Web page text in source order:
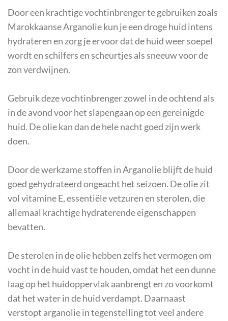
Door een krachtige vochtinbrenger te gebruiken zoals
Marokkaanse Arganolie kun je een droge huid intens
hydrateren en zorg je ervoor dat de huid weer soepel
wordt en schilfers en scheurtjes als sneeuw voor de
zon verdwijnen.
Gebruik deze vochtinbrenger zowel in de ochtend als
in de avond voor het slapengaan op een gereinigde
huid. De olie kan dan de hele nacht goed zijn werk
doen.
Door de werkzame stoffen in Arganolie blijft de huid
goed gehydrateerd ongeacht het seizoen. De olie zit
vol vitamine E, essentiële vetzuren en sterolen, die
allemaal krachtige hydraterende eigenschappen
bevatten.
De sterolen in de olie hebben zelfs het vermogen om
vocht in de huid vast te houden, omdat het een dunne
laag op het huidoppervlak aanbrengt en zo voorkomt
dat het water in de huid verdampt. Daarnaast
verstopt arganolie in tegenstelling tot veel andere